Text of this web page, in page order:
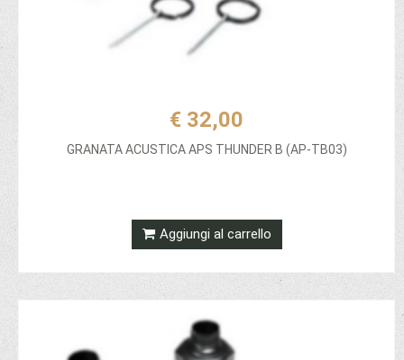
€ 32,00
GRANATA ACUSTICA APS THUNDER B (AP-TB03)
Aggiungi al carrello